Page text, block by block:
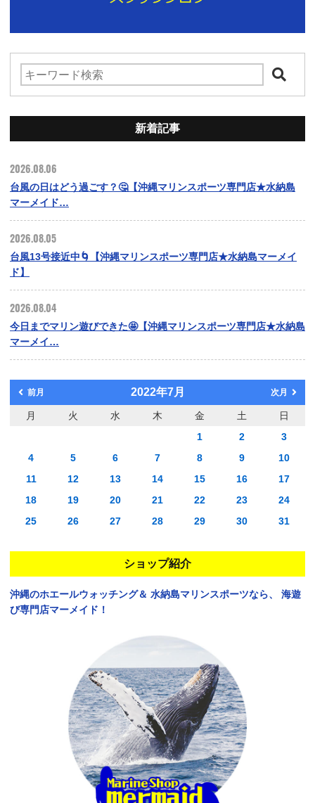
新着記事
2026.08.06
台風の日はどう過ごす？🤔【沖縄マリンスポーツ専門店★水納島
マーメイド…
2026.08.05
台風13号接近中🌀【沖縄マリンスポーツ専門店★水納島マーメイ
ド】
2026.08.04
今日までマリン遊びできた🤩【沖縄マリンスポーツ専門店★水納島
マーメイ…
前月 2022年7月 次月
月 火 水 木 金 土
日
1
2
3
4
5 6 7 8 9
10
11
12 13 14 15 16
17
18
19 20 21 22 23
24
25
26 27 28 29 30 31
ショップ紹介
沖縄のホエールウォッチング＆ 水納島マリンスポーツなら、
海遊
び専門店マーメイド！